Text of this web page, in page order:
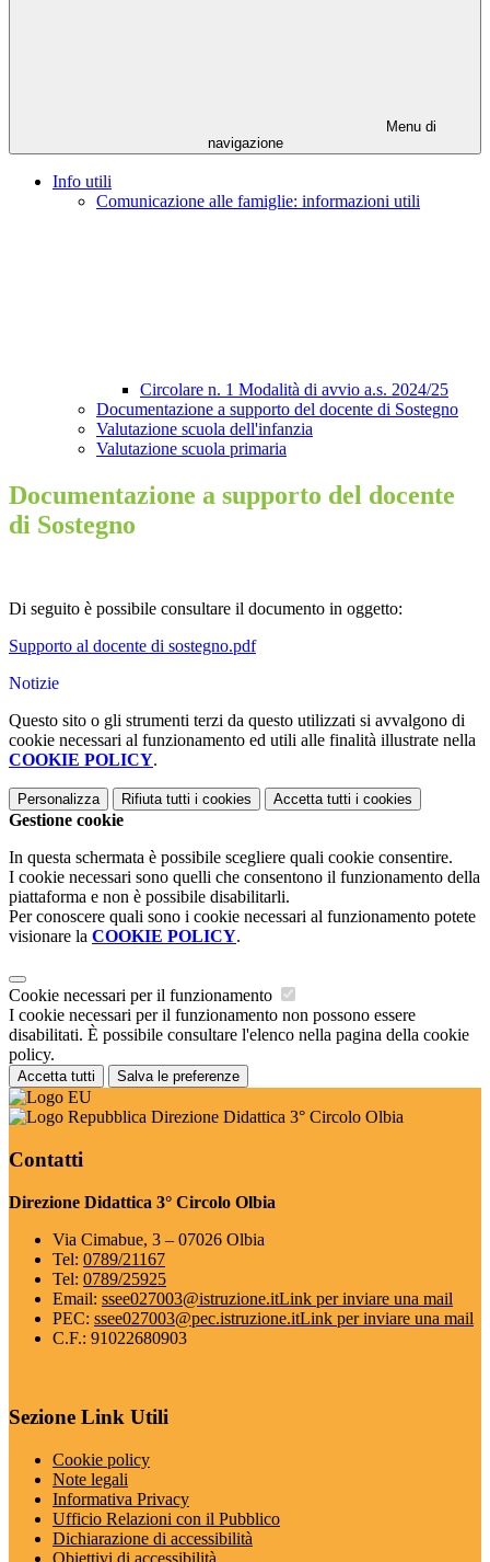
Menu di
navigazione
Info utili
Comunicazione alle famiglie: informazioni utili
Circolare n. 1 Modalità di avvio a.s. 2024/25
Documentazione a supporto del docente di Sostegno
Valutazione scuola dell'infanzia
Valutazione scuola primaria
Documentazione a supporto del docente
di Sostegno
Di seguito è possibile consultare il documento in oggetto:
Supporto al docente di sostegno.pdf
Notizie
Questo sito o gli strumenti terzi da questo utilizzati si avvalgono di
cookie necessari al funzionamento ed utili alle finalità illustrate nella
COOKIE POLICY.
Personalizza Rifiuta tutti i cookies Accetta tutti i cookies
Gestione cookie
In questa schermata è possibile scegliere quali cookie consentire.
I cookie necessari sono quelli che consentono il funzionamento della
piattaforma e non è possibile disabilitarli.
Per conoscere quali sono i cookie necessari al funzionamento potete
visionare la COOKIE POLICY.
Cookie necessari per il funzionamento
I cookie necessari per il funzionamento non possono essere
disabilitati. È possibile consultare l'elenco nella pagina della cookie
policy.
Accetta tutti Salva le preferenze
Direzione Didattica 3° Circolo Olbia
Contatti
Direzione Didattica 3° Circolo Olbia
Via Cimabue, 3 – 07026 Olbia
Tel: 0789/21167
Tel: 0789/25925
Email: ssee027003@istruzione.itLink per inviare una mail
PEC: ssee027003@pec.istruzione.itLink per inviare una mail
C.F.: 91022680903
Sezione Link Utili
Cookie policy
Note legali
Informativa Privacy
Ufficio Relazioni con il Pubblico
Dichiarazione di accessibilità
Obiettivi di accessibilità